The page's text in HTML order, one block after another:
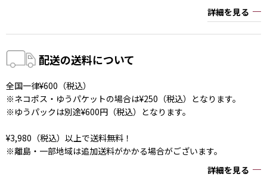
詳細を見る
配送の送料について
全国一律¥600（税込）
※ネコポス・ゆうパケットの場合は¥250（税込）となります。
※ゆうパックは別途¥600円（税込）となります。
¥3,980（税込）以上で送料無料！
※離島・一部地域は追加送料がかかる場合がございます。
詳細を見る